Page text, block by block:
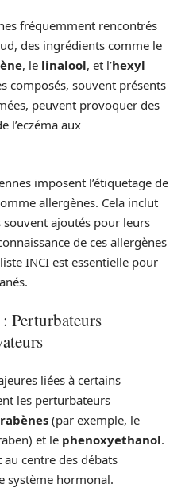
fréquemment rencontrés
des ingrédients comme le
, le linalool, et l’hexyl
composés, souvent présents
peuvent provoquer des
l’eczéma aux
imposent l’étiquetage de
allergènes. Cela inclut
ajoutés pour leurs
de ces allergènes
INCI est essentielle pour
Perturbateurs
liées à certains
les perturbateurs
(par exemple, le
et le phenoxyethanol.
au centre des débats
système hormonal.